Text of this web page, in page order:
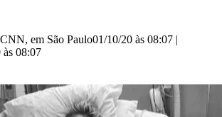
em São Paulo01/10/20 às 08:07 |
às 08:07